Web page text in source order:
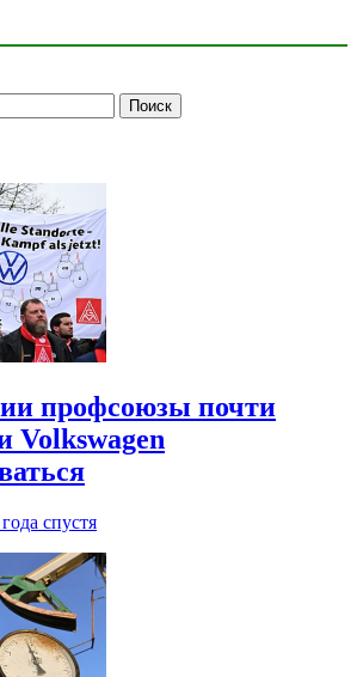
профсоюзы почти
Volkswagen
спустя